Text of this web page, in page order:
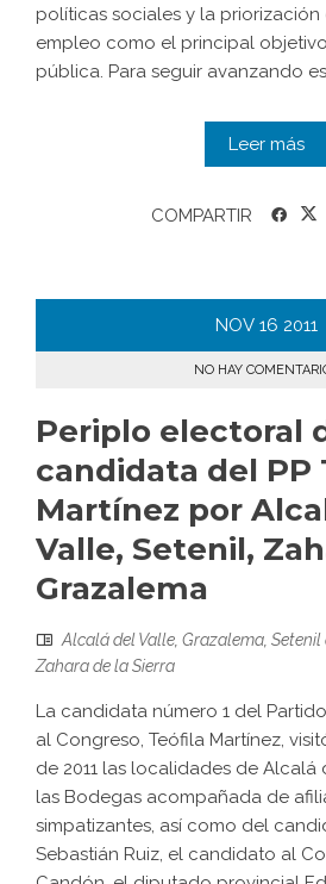
políticas sociales y la
empleo como el principal
pública. Para seguir avanzando
Leer más
COMPARTIR
NOV 16 2011
NO HAY
Periplo electoral
candidata del PP
Martínez por
Valle, Setenil,
Grazalema
Alcalá del Valle, Grazalema, Setenil
Zahara de la Sierra
La candidata número 1 del
al Congreso, Teófila Martínez,
de 2011 las localidades de Alcalá
las Bodegas acompañada de
simpatizantes, así como del
Sebastián Ruiz, el candidato al